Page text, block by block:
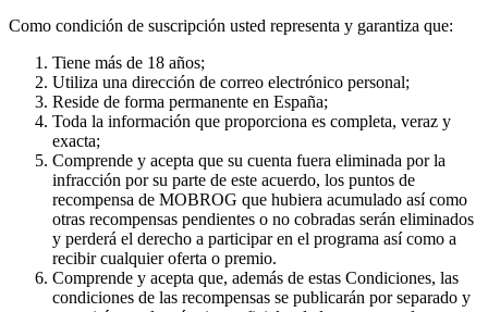
Como condición de suscripción usted representa y garantiza que:
Tiene más de 18 años;
Utiliza una dirección de correo electrónico personal;
Reside de forma permanente en España;
Toda la información que proporciona es completa, veraz y
exacta;
Comprende y acepta que su cuenta fuera eliminada por la
infracción por su parte de este acuerdo, los puntos de
recompensa de MOBROG que hubiera acumulado así como
otras recompensas pendientes o no cobradas serán eliminados
y perderá el derecho a participar en el programa así como a
recibir cualquier oferta o premio.
Comprende y acepta que, además de estas Condiciones, las
condiciones de las recompensas se publicarán por separado y